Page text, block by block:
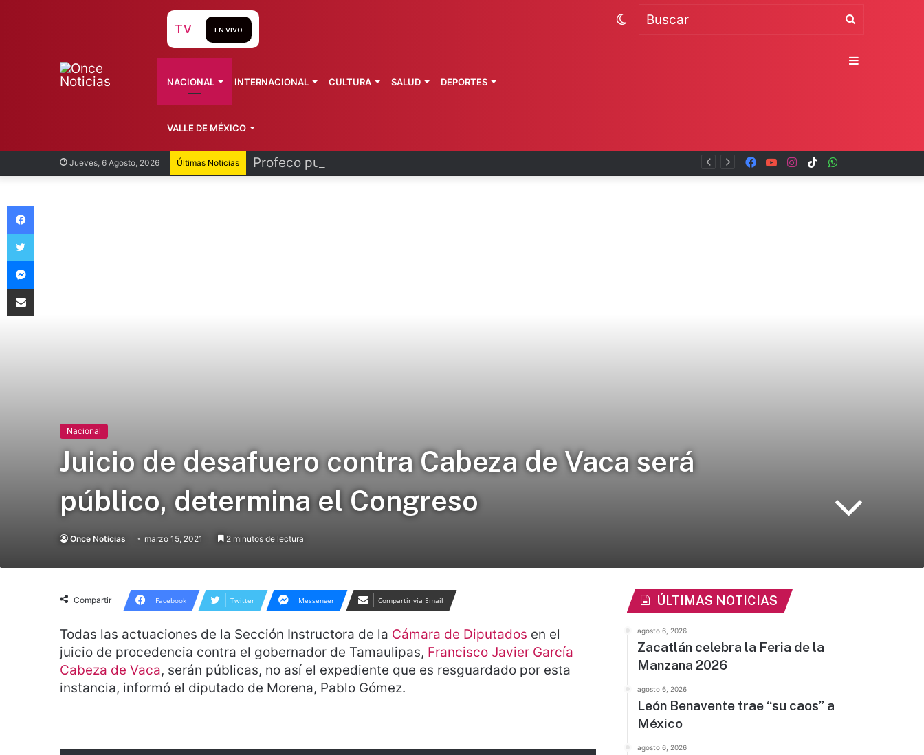
Jueves, 6 Agosto, 2026 Últimas Noticias Profeco publica guía para regreso a clases TikTok
Instagram
YouTube
Facebook
TV EN VIVO
NACIONAL INTERNACIONAL CULTURA SALUD DEPORTES
VALLE DE MÉXICO
Switch
Nacional
Juicio de desafuero contra Cabeza de Vaca será
público, determina el Congreso
Once Noticias marzo 15, 2021 2 minutos de lectura
Compartir Facebook Twitter Messenger Compartir vía Email
Todas las actuaciones de la Sección Instructora de la Cámara de Diputados en el
juicio de procedencia contra el gobernador de Tamaulipas, Francisco Javier García
Cabeza de Vaca, serán públicas, no así el expediente que es resguardado por esta
instancia, informó el diputado de Morena, Pablo Gómez.
ÚLTIMAS NOTICIAS
agosto 6, 2026
Zacatlán celebra la Feria de la
Manzana 2026
agosto 6, 2026
León Benavente trae “su caos” a
México
agosto 6, 2026